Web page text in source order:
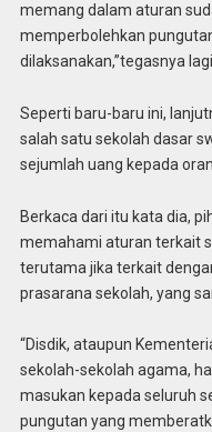
memang dalam aturan
memperbolehkan
dilaksanakan,”tegasnya lagi.
Seperti baru-baru ini,
salah satu sekolah dasar
sejumlah uang kepada
Berkaca dari itu kata dia,
memahami aturan terkait
terutama jika terkait
prasarana sekolah, yang
“Disdik, ataupun
sekolah-sekolah agama,
masukan kepada seluruh
pungutan yang